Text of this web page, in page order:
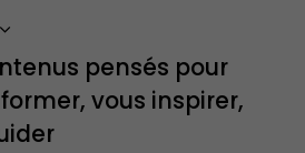
pensés pour
vous inspirer,